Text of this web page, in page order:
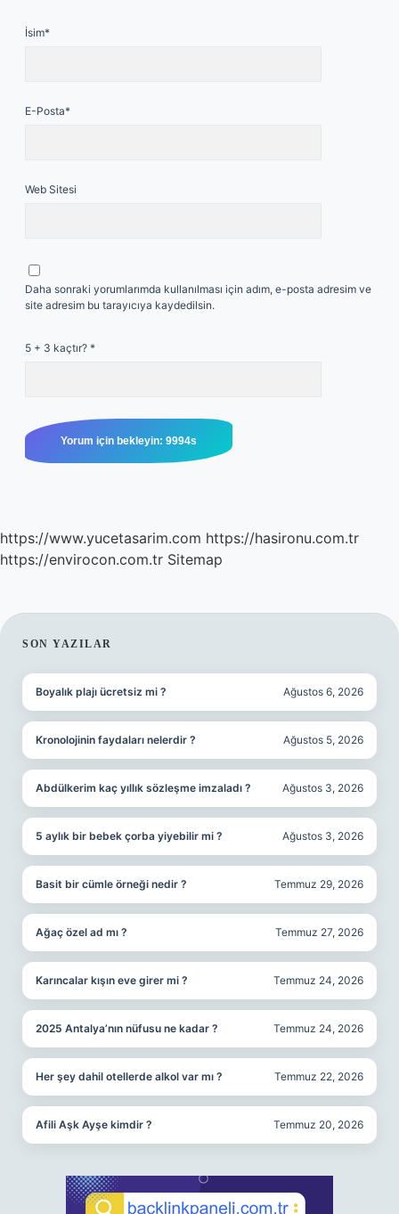
İsim*
E-Posta*
Web Sitesi
Daha sonraki yorumlarımda kullanılması için adım, e-posta adresim ve
site adresim bu tarayıcıya kaydedilsin.
5 + 3 kaçtır? *
https://www.yucetasarim.com https://hasironu.com.tr
https://envirocon.com.tr Sitemap
SIDEBAR
SON YAZILAR
Boyalık plajı ücretsiz mi ? Ağustos 6, 2026
Kronolojinin faydaları nelerdir ? Ağustos 5, 2026
Abdülkerim kaç yıllık sözleşme imzaladı ? Ağustos 3, 2026
5 aylık bir bebek çorba yiyebilir mi ? Ağustos 3, 2026
Basit bir cümle örneği nedir ? Temmuz 29, 2026
Ağaç özel ad mı ? Temmuz 27, 2026
Karıncalar kışın eve girer mi ? Temmuz 24, 2026
2025 Antalya’nın nüfusu ne kadar ? Temmuz 24, 2026
Her şey dahil otellerde alkol var mı ? Temmuz 22, 2026
Afili Aşk Ayşe kimdir ? Temmuz 20, 2026